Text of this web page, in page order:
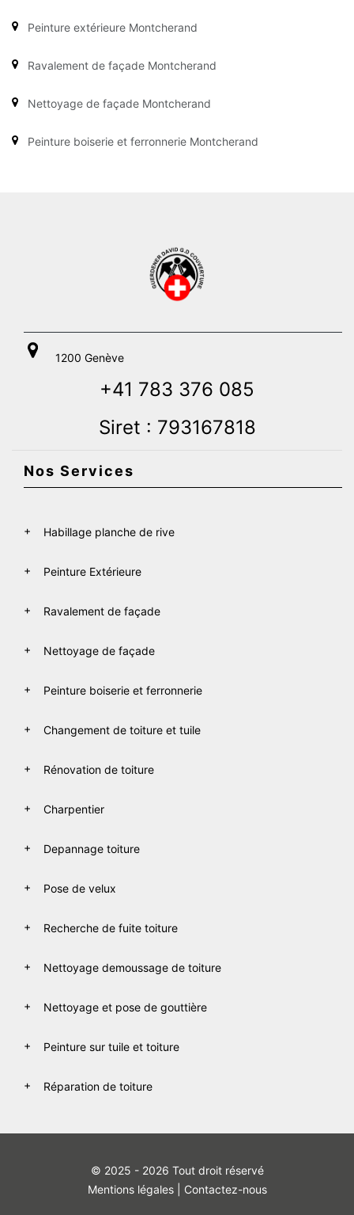
Peinture extérieure Montcherand
Ravalement de façade Montcherand
Nettoyage de façade Montcherand
Peinture boiserie et ferronnerie Montcherand
1200 Genève
+41 783 376 085
Siret : 793167818
Nos Services
Habillage planche de rive
Peinture Extérieure
Ravalement de façade
Nettoyage de façade
Peinture boiserie et ferronnerie
Changement de toiture et tuile
Rénovation de toiture
Charpentier
Depannage toiture
Pose de velux
Recherche de fuite toiture
Nettoyage demoussage de toiture
Nettoyage et pose de gouttière
Peinture sur tuile et toiture
Réparation de toiture
© 2025 - 2026 Tout droit réservé
Mentions légales| Contactez-nous